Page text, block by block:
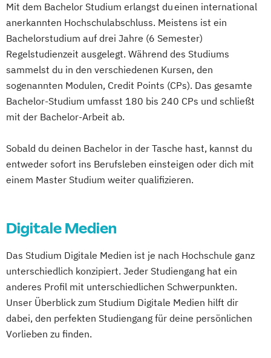
Mit dem Bachelor Studium erlangst du einen international
anerkannten Hochschulabschluss. Meistens ist ein
Bachelorstudium auf drei Jahre (6 Semester)
Regelstudienzeit ausgelegt. Während des Studiums
sammelst du in den verschiedenen Kursen, den
sogenannten Modulen, Credit Points (CPs). Das gesamte
Bachelor-Studium umfasst 180 bis 240 CPs und schließt
mit der Bachelor-Arbeit ab.
Sobald du deinen Bachelor in der Tasche hast, kannst du
entweder sofort ins Berufsleben einsteigen oder dich mit
einem Master Studium weiter qualifizieren.
Digitale Medien
Das Studium Digitale Medien ist je nach Hochschule ganz
unterschiedlich konzipiert. Jeder Studiengang hat ein
anderes Profil mit unterschiedlichen Schwerpunkten.
Unser Überblick zum Studium Digitale Medien hilft dir
dabei, den perfekten Studiengang für deine persönlichen
Vorlieben zu finden.